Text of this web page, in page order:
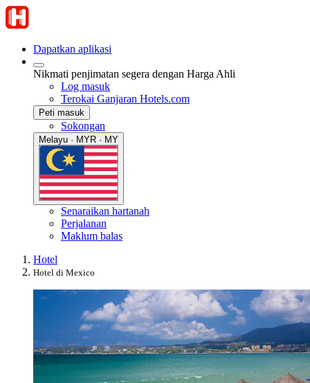
Dapatkan aplikasi
Nikmati penjimatan segera dengan Harga Ahli
Log masuk
Terokai Ganjaran Hotels.com
Peti masuk
Sokongan
Melayu · MYR · MY
Senaraikan hartanah
Perjalanan
Maklum balas
Hotel
Hotel di Mexico